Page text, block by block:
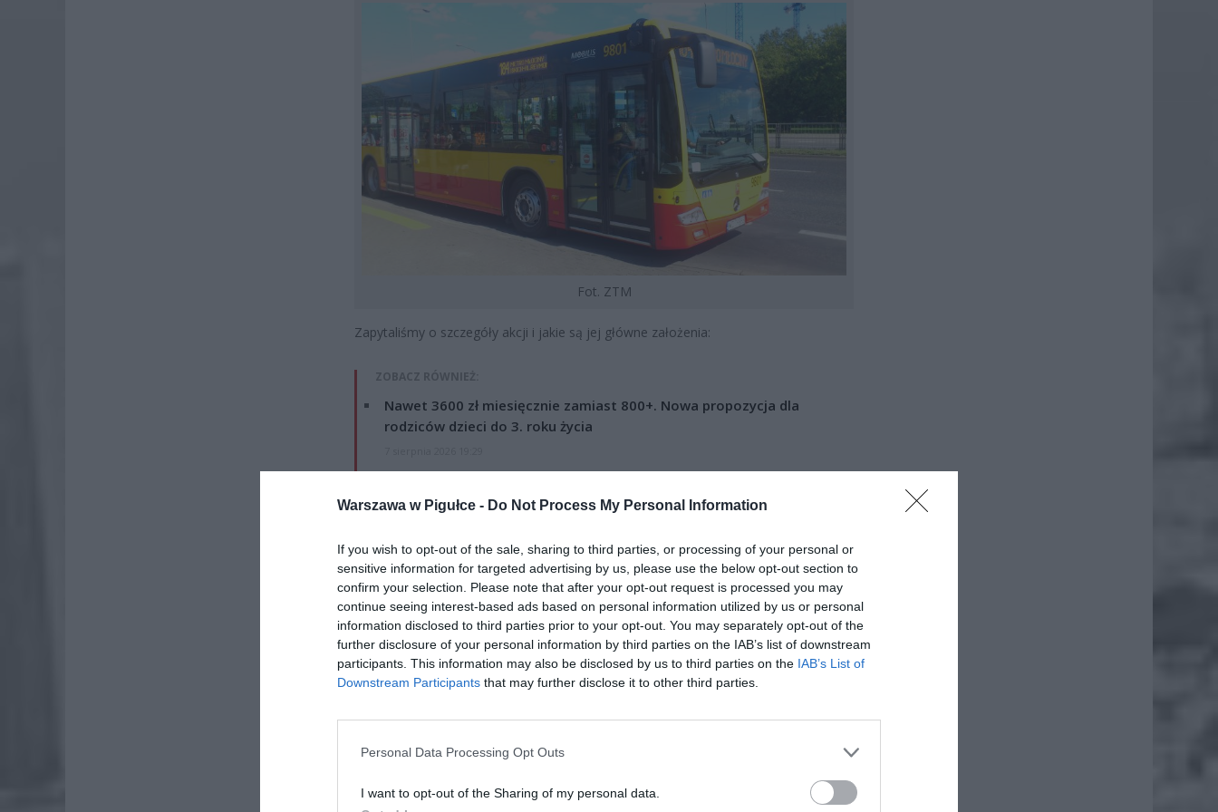
Warszawa w Pigułce - Do Not Process My Personal Information
If you wish to opt-out of the sale, sharing to third parties, or processing of your personal or
sensitive information for targeted advertising by us, please use the below opt-out section to
confirm your selection. Please note that after your opt-out request is processed you may
continue seeing interest-based ads based on personal information utilized by us or personal
information disclosed to third parties prior to your opt-out. You may separately opt-out of the
further disclosure of your personal information by third parties on the IAB’s list of downstream
participants. This information may also be disclosed by us to third parties on the IAB’s List of
Downstream Participants that may further disclose it to other third parties.
Personal Data Processing Opt Outs
I want to opt-out of the Sharing of my personal data.
Fot. ZTM
Zapytaliśmy o szczegóły akcji i jakie są jej główne założenia:
ZOBACZ RÓWNIEŻ:
Nawet 3600 zł miesięcznie zamiast 800+. Nowa propozycja dla
rodziców dzieci do 3. roku życia
wynieść wypłata przy emeryturze od 2200 do 2700 zł